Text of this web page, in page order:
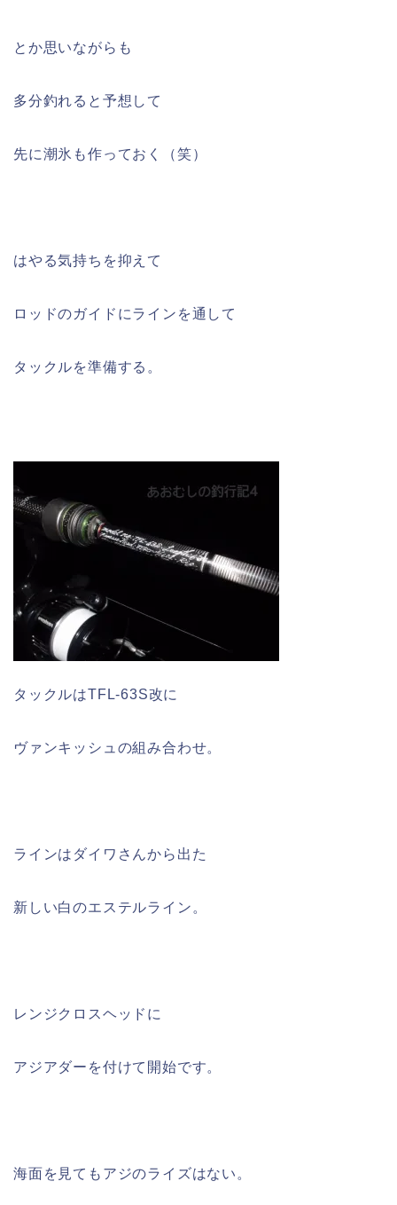
とか思いながらも
多分釣れると予想して
先に潮氷も作っておく（笑）
はやる気持ちを抑えて
ロッドのガイドにラインを通して
タックルを準備する。
タックルはTFL-63S改に
ヴァンキッシュの組み合わせ。
ラインはダイワさんから出た
新しい白のエステルライン。
レンジクロスヘッドに
アジアダーを付けて開始です。
海面を見てもアジのライズはない。